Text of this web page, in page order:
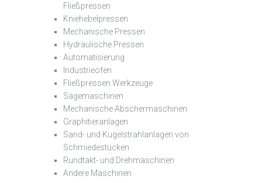
Fließpressen
Kniehebelpressen
Mechanische Pressen
Hydraulische Pressen
Automatisierung
Industrieöfen
Fließpressen Werkzeuge
Sägemaschinen
Mechanische Abschermaschinen
Graphitieranlagen
Sand- und Kugelstrahlanlagen von
Schmiedestücken
Rundtakt- und Drehmaschinen
Andere Maschinen